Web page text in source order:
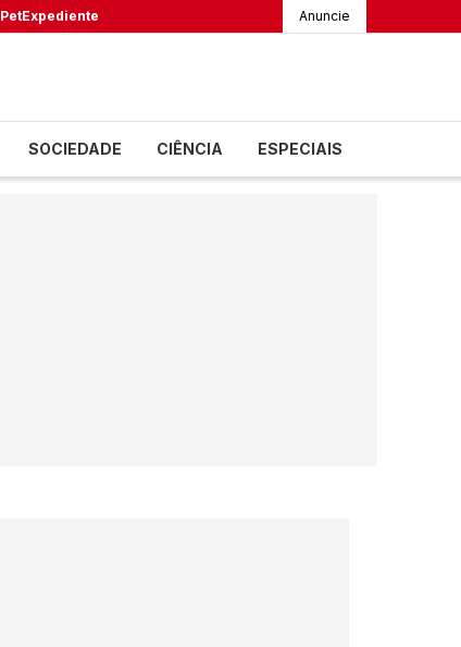
PetExpediente Anuncie
SOCIEDADE CIÊNCIA ESPECIAIS